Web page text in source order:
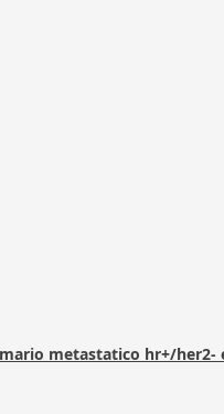
metastatico hr+/